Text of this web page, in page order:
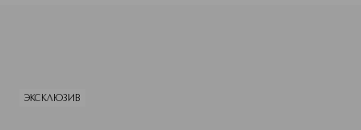
ЭКСКЛЮЗИВ